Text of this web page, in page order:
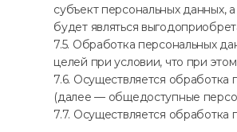
субъект персональных данных,
будет являться
7.5. Обработка персональных
целей при условии, что при
7.6. Осуществляется
(далее — общедоступные
7.7. Осуществляется